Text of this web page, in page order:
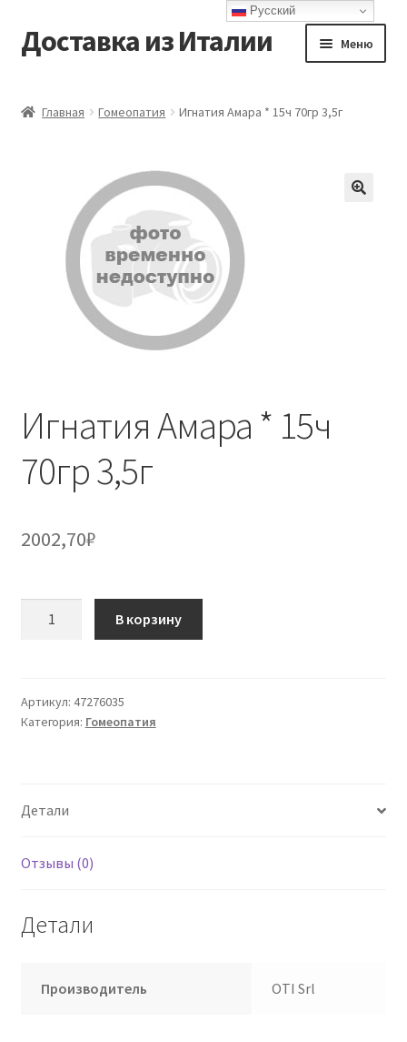
Перейти
к
Перейти
к
Доставка из Италии Меню
Корзина
Мой аккаунт
Оформление заказа
Главная Гомеопатия Игнатия Амара * 15ч 70гр 3,5г
Игнатия Амара * 15ч
70гр 3,5г
2002,70₽
*
15ч
В корзину
Артикул: 47276035
Категория: Гомеопатия
Детали
Отзывы (0)
Детали
Производитель OTI Srl
Русский